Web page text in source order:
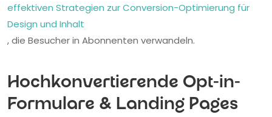
effektiven Strategien zur Conversion-Optimierung für
Design und Inhalt
, die Besucher in Abonnenten verwandeln.
Hochkonvertierende Opt-in-
Formulare & Landing Pages